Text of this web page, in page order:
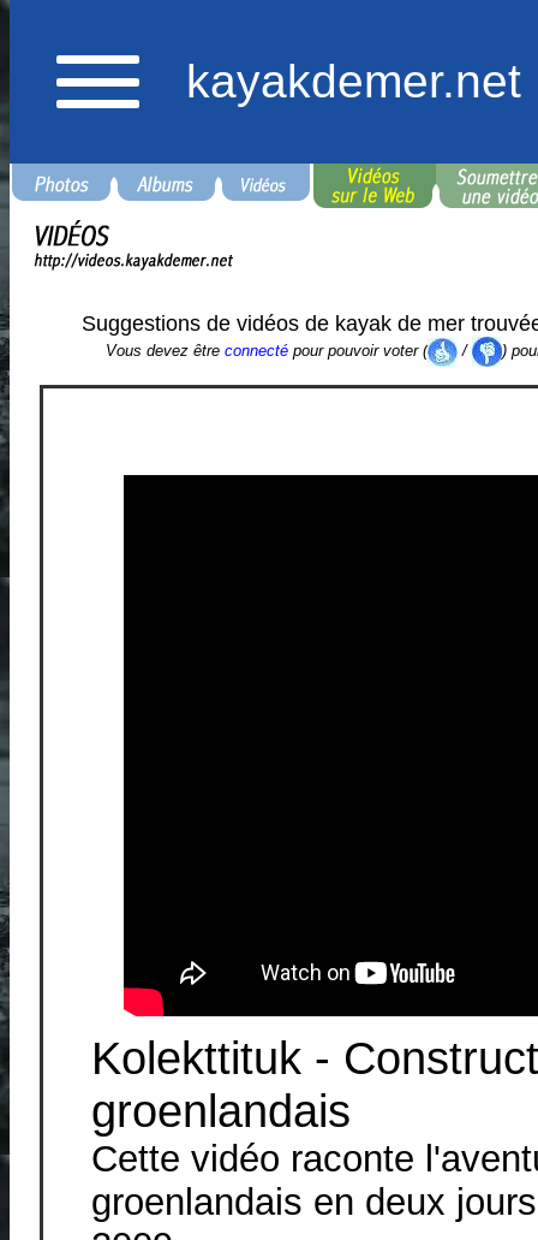
kayakdemer.net
Suggestions de vidéos de kayak de mer
Vous devez être connectépour pouvoir voter ( / )
Kolekttituk -
groenlandais
Cette vidéo raconte
groenlandais en deux